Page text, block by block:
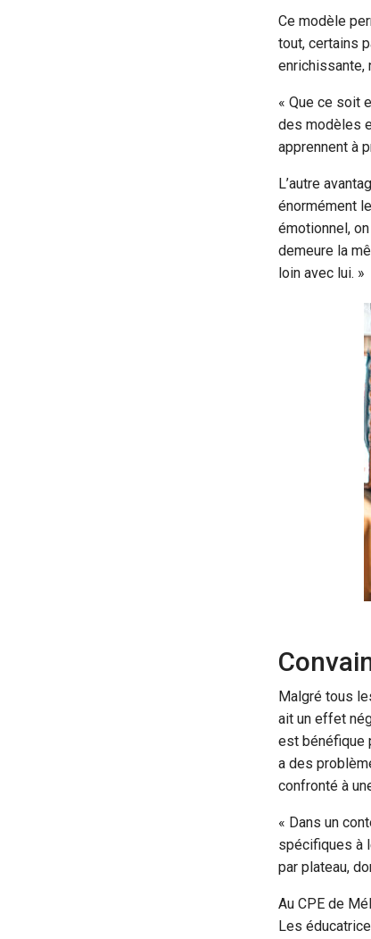
Ce modèle
tout, certains
enrichissante,
« Que ce soit
des modèles
apprennent à
L’autre
énormément
émotionnel,
demeure la
loin avec lui. »
Malgré tous
ait un effet
est bénéfique
a des
confronté à
« Dans un
spécifiques à
par plateau,
Au CPE de
Les